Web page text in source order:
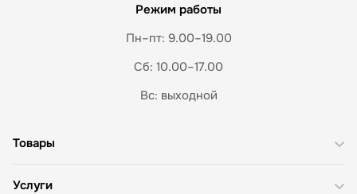
Режим работы
Пн–пт: 9.00–19.00
Сб: 10.00–17.00
Вс: выходной
Товары
Услуги